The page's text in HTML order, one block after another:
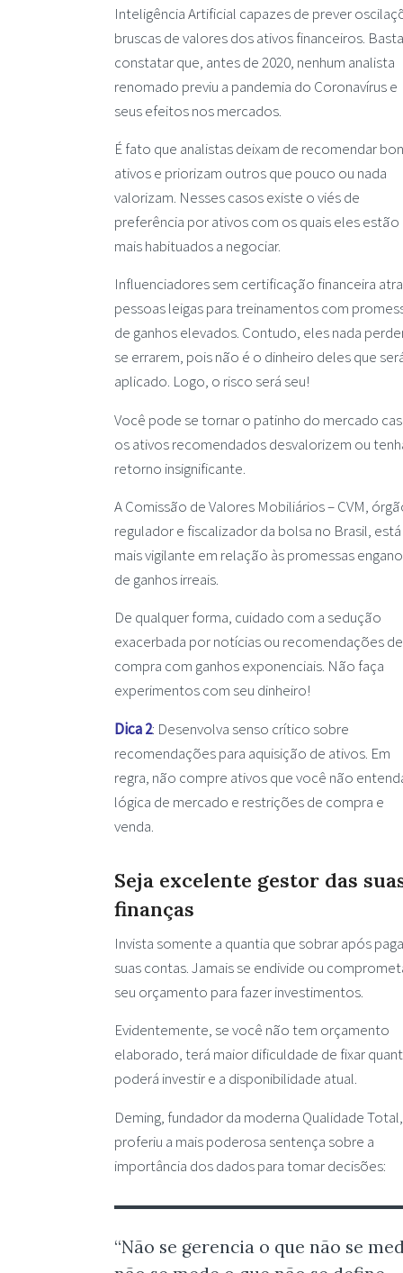
Inteligência Artificial capazes de prever
bruscas de valores dos ativos financeiros. Basta
constatar que, antes de 2020, nenhum analista
renomado previu a pandemia do Coronavírus e
seus efeitos nos mercados.
É fato que analistas deixam de recomendar
ativos e priorizam outros que pouco ou nada
valorizam. Nesses casos existe o viés de
preferência por ativos com os quais eles estão
mais habituados a negociar.
Influenciadores sem certificação financeira
pessoas leigas para treinamentos com
de ganhos elevados. Contudo, eles nada
se errarem, pois não é o dinheiro deles que
aplicado. Logo, o risco será seu!
Você pode se tornar o patinho do mercado
os ativos recomendados desvalorizem ou
retorno insignificante.
A Comissão de Valores Mobiliários – CVM,
regulador e fiscalizador da bolsa no Brasil, está
mais vigilante em relação às promessas
de ganhos irreais.
De qualquer forma, cuidado com a sedução
exacerbada por notícias ou recomendações de
compra com ganhos exponenciais. Não faça
experimentos com seu dinheiro!
Dica 2: Desenvolva senso crítico sobre
recomendações para aquisição de ativos. Em
regra, não compre ativos que você não
lógica de mercado e restrições de compra e
venda.
Seja excelente gestor das
finanças
Invista somente a quantia que sobrar após
suas contas. Jamais se endivide ou
seu orçamento para fazer investimentos.
Evidentemente, se você não tem orçamento
elaborado, terá maior dificuldade de fixar
poderá investir e a disponibilidade atual.
Deming, fundador da moderna Qualidade Total,
proferiu a mais poderosa sentença sobre a
importância dos dados para tomar decisões:
“Não se gerencia o que não se